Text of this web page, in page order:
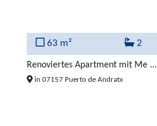
63 m² 2
Renoviertes Apartment mit Me ...
in 07157 Puerto de Andratx